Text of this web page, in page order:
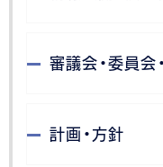
審議会・委員会
計画・方針